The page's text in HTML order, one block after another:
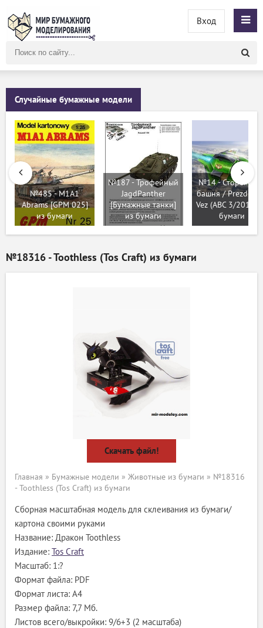
сайту
Вход
Случайные бумажные модели
№485 - M1A1
Abrams [GPM 025]
из бумаги
№187 - Трофейный
JagdPanther
[Бумажные танки]
из бумаги
№14 -
башня /
Vez (ABC 3/2013)
бумаги
№18316 - Toothless (Tos Craft) из бумаги
Скачать файл!
Главная » Бумажные модели » Животные из бумаги » №18316
- Toothless (Tos Craft) из бумаги
Сборная масштабная модель для склеивания из бумаги/
картона своими руками
Название: Дракон Toothless
Издание: Tos Craft
Масштаб: 1:?
Формат файла: PDF
Формат листа: А4
Размер файла: 7,7 Мб.
Листов всего/выкройки: 9/6+3 (2 масштаба)